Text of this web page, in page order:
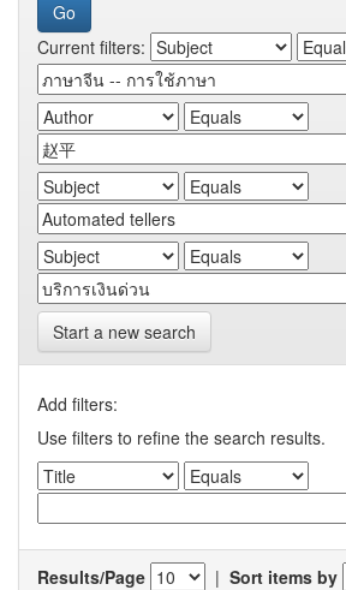
Current filters:
Start a new search
Add filters:
Use filters to refine the search results.
Results/Page | Sort items by